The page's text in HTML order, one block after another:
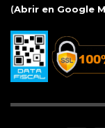
(Abrir en Google